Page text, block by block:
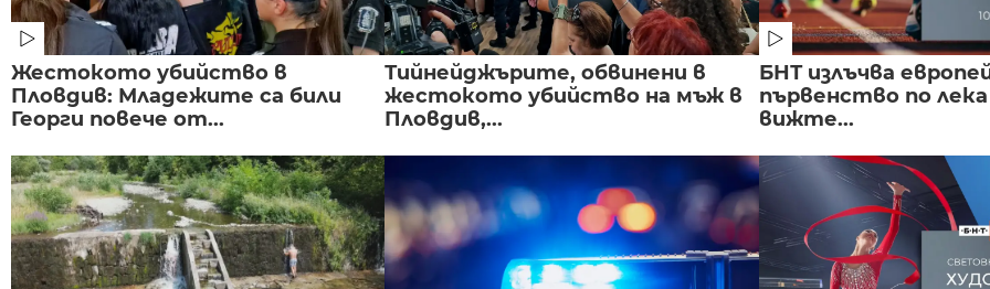
Жестокото убийство в
Пловдив: Младежите са били
Георги повече от...
Тийнейджърите, обвинени в
жестокото убийство на мъж в
Пловдив,...
БНТ излъчва
първенство по
вижте...